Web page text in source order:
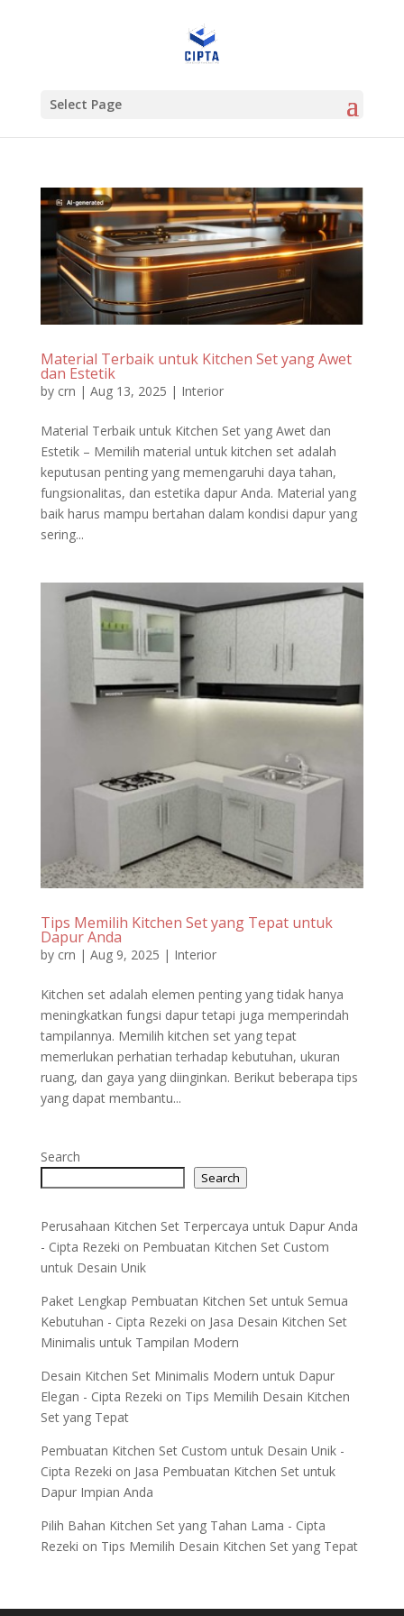
Select Page
Material Terbaik untuk Kitchen Set yang Awet
dan Estetik
by crn | Aug 13, 2025 | Interior
Material Terbaik untuk Kitchen Set yang Awet dan
Estetik – Memilih material untuk kitchen set adalah
keputusan penting yang memengaruhi daya tahan,
fungsionalitas, dan estetika dapur Anda. Material yang
baik harus mampu bertahan dalam kondisi dapur yang
sering...
Tips Memilih Kitchen Set yang Tepat untuk
Dapur Anda
by crn | Aug 9, 2025 | Interior
Kitchen set adalah elemen penting yang tidak hanya
meningkatkan fungsi dapur tetapi juga memperindah
tampilannya. Memilih kitchen set yang tepat
memerlukan perhatian terhadap kebutuhan, ukuran
ruang, dan gaya yang diinginkan. Berikut beberapa tips
yang dapat membantu...
Search
Search
Perusahaan Kitchen Set Terpercaya untuk Dapur Anda
- Cipta Rezeki on Pembuatan Kitchen Set Custom
untuk Desain Unik
Paket Lengkap Pembuatan Kitchen Set untuk Semua
Kebutuhan - Cipta Rezeki on Jasa Desain Kitchen Set
Minimalis untuk Tampilan Modern
Desain Kitchen Set Minimalis Modern untuk Dapur
Elegan - Cipta Rezeki on Tips Memilih Desain Kitchen
Set yang Tepat
Pembuatan Kitchen Set Custom untuk Desain Unik -
Cipta Rezeki on Jasa Pembuatan Kitchen Set untuk
Dapur Impian Anda
Pilih Bahan Kitchen Set yang Tahan Lama - Cipta
Rezeki on Tips Memilih Desain Kitchen Set yang Tepat